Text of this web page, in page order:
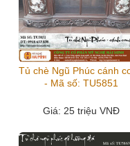
Tủ chè Ngũ Phúc cánh
- Mã số: TU5851
Giá: 25 triệu VNĐ